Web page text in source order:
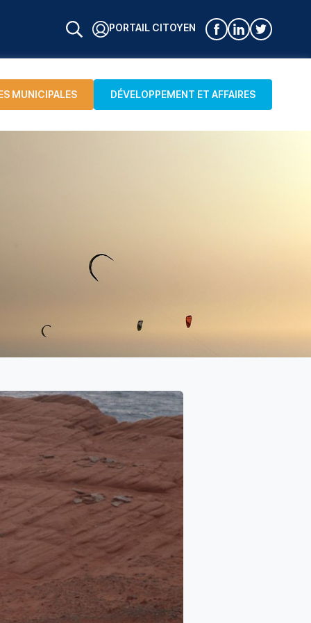
PORTAIL CITOYEN
MUNICIPALES DÉVELOPPEMENT ET AFFAIRES